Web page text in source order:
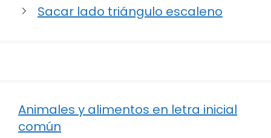
Sacar lado triángulo escaleno
Animales y alimentos en letra inicial
común